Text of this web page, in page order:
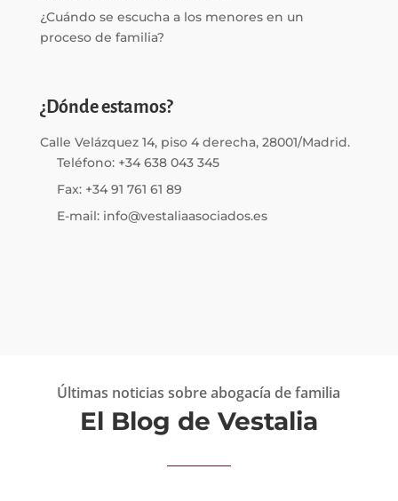
¿Cuándo se escucha a los menores en un
proceso de familia?
¿Dónde estamos?
Calle Velázquez 14, piso 4 derecha, 28001/Madrid.
Teléfono: +34 638 043 345
Fax: +34 91 761 61 89
E-mail: info@vestaliaasociados.es
Últimas noticias sobre abogacía de familia
El Blog de Vestalia